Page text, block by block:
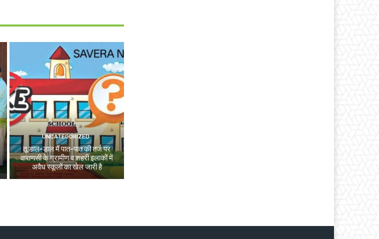
UNCATEGORIZED
तू डाल-डाल मैं पात-पात की तर्ज पर
वाराणसी के ग्रामीण व शहरी इलाकों में
अवैध स्कूलों का खेल जारी है